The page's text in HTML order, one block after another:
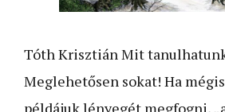
Tóth Krisztián Mit
Meglehetősen sokat! Ha